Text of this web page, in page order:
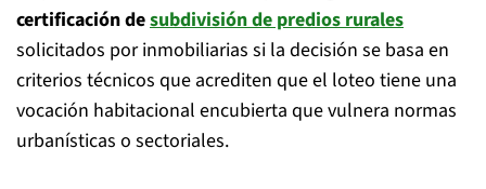
certificación desubdivisión de predios rurales
solicitados por inmobiliarias si la decisión se basa en
criterios técnicos que acrediten que el loteo tiene una
vocación habitacional encubierta que vulnera normas
urbanísticas o sectoriales.